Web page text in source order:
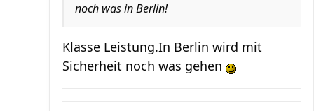
noch was in Berlin!
Klasse Leistung.In Berlin wird mit
Sicherheit noch was gehen